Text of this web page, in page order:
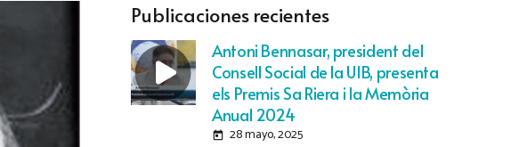
Publicaciones recientes
Antoni Bennasar, president del
Consell Social de la UIB, presenta
els Premis Sa Riera i la Memòria
Anual 2024
today 28 mayo, 2025